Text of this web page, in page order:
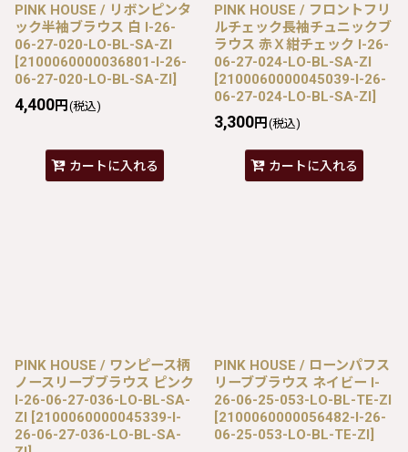
PINK HOUSE / リボンピンタ
ック半袖ブラウス 白 I-26-
06-27-020-LO-BL-SA-ZI
[2100060000036801-I-26-
06-27-020-LO-BL-SA-ZI]
4,400円 (税込)
カートに入れる
PINK HOUSE / フロントフリ
ルチェック長袖チュニックブ
ラウス 赤Ｘ紺チェック I-26-
06-27-024-LO-BL-SA-ZI
[2100060000045039-I-26-
06-27-024-LO-BL-SA-ZI]
3,300円 (税込)
カートに入れる
PINK HOUSE / ワンピース柄
ノースリーブブラウス ピンク
I-26-06-27-036-LO-BL-SA-
ZI [2100060000045339-I-
26-06-27-036-LO-BL-SA-
PINK HOUSE / ローンパフス
リーブブラウス ネイビー I-
26-06-25-053-LO-BL-TE-ZI
[2100060000056482-I-26-
06-25-053-LO-BL-TE-ZI]